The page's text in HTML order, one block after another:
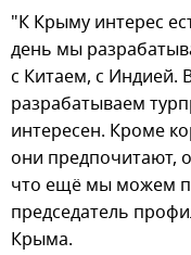
"К Крыму интерес
день мы
с Китаем, с Индией.
разрабатываем
интересен. Кроме
они предпочитают,
что ещё мы можем
председатель
Крыма.